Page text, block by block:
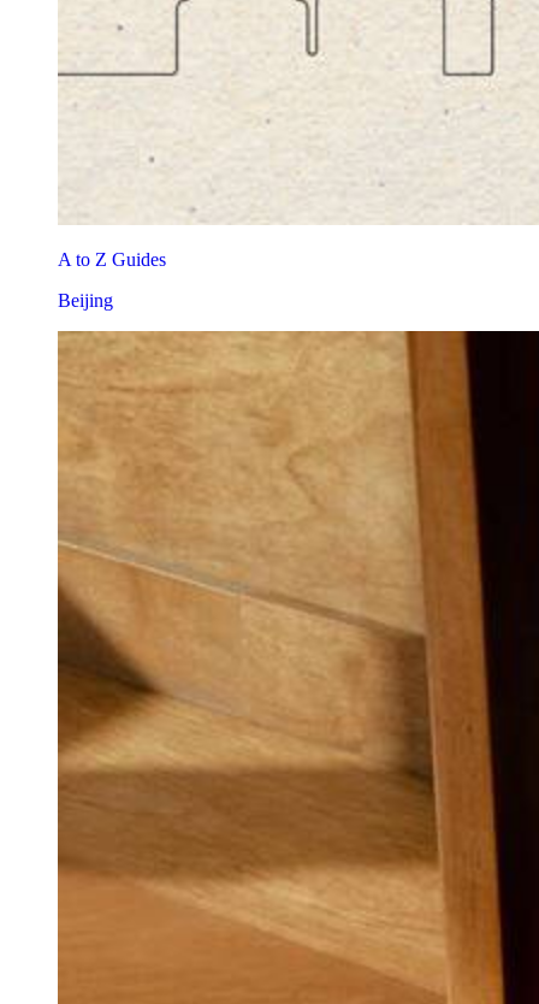
A to Z Guides
Beijing